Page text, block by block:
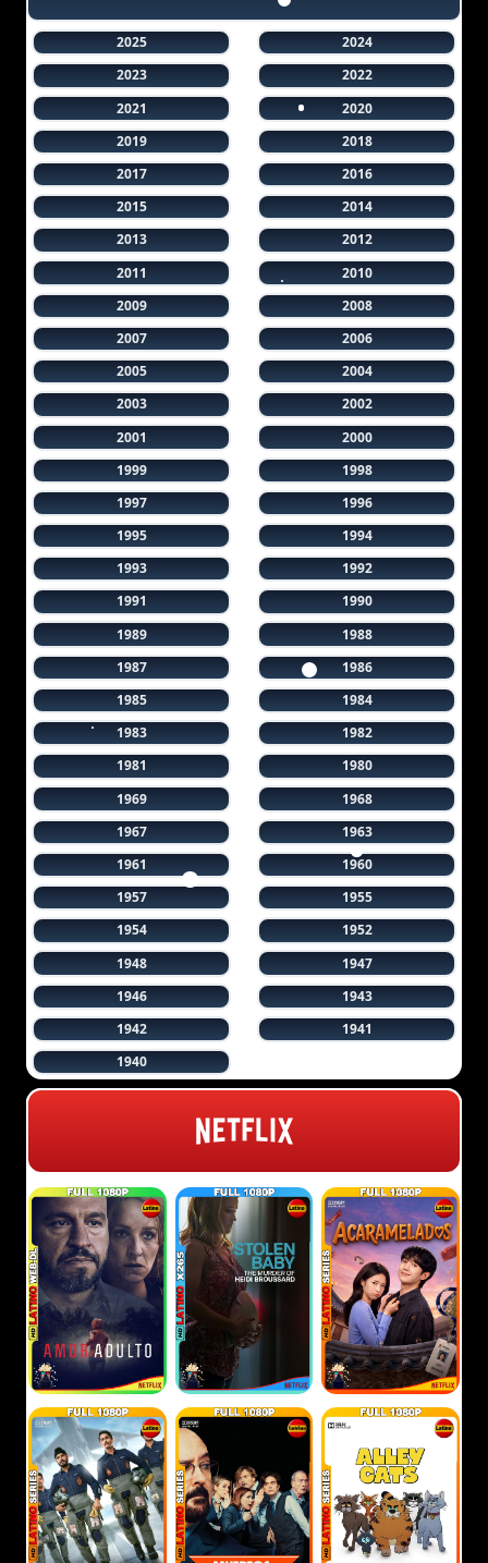
2025
2024
2023
2022
2021
2020
2019
2018
2017
2016
2015
2014
2013
2012
2011
2010
2009
2008
2007
2006
2005
2004
2003
2002
2001
2000
1999
1998
1997
1996
1995
1994
1993
1992
1991
1990
1989
1988
1987
1986
1985
1984
1983
1982
1981
1980
1969
1968
1967
1963
1961
1960
1957
1955
1954
1952
1948
1947
1946
1943
1942
1941
1940